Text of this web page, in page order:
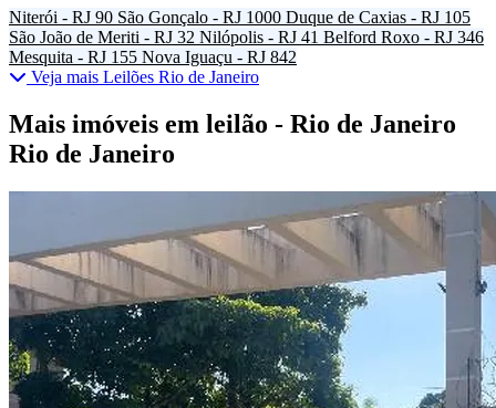
Niterói - RJ 90 São Gonçalo - RJ 1000 Duque de Caxias - RJ 105
São João de Meriti - RJ 32 Nilópolis - RJ 41 Belford Roxo - RJ 346
Mesquita - RJ 155 Nova Iguaçu - RJ 842
Veja mais Leilões Rio de Janeiro
Mais imóveis em leilão - Rio de Janeiro
Rio de Janeiro